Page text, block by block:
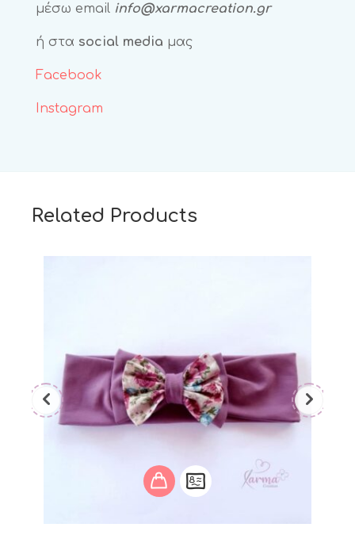
μέσω email info@xarmacreation.gr
ή στα social media μας
Facebook
Instagram
Related Products